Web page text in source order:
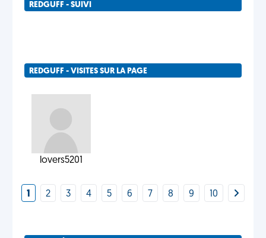
REDGUFF - SUIVI
REDGUFF - VISITES SUR LA PAGE
lovers5201
1 2 3 4 5 6 7 8 9 10